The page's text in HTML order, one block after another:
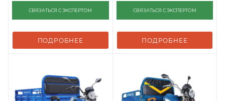
СВЯЗАТЬСЯ С ЭКСПЕРТОМ
ПОДРОБНЕЕ
СВЯЗАТЬСЯ С ЭКСПЕРТОМ
ПОДРОБНЕЕ